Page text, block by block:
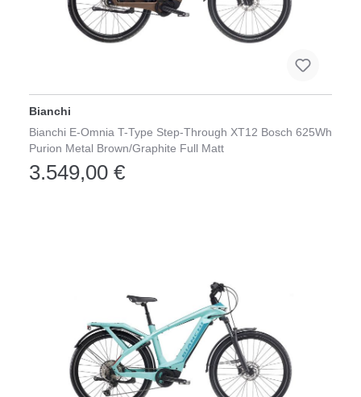
Bianchi
Bianchi E-Omnia T-Type Step-Through XT12 Bosch 625Wh
Purion Metal Brown/Graphite Full Matt
3.549,00 €